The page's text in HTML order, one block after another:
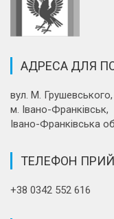
АДРЕСА ДЛЯ
вул. М. Грушевського,
м. Івано-Франківськ,
Івано-Франківська
ТЕЛЕФОН
+38 0342 552 616